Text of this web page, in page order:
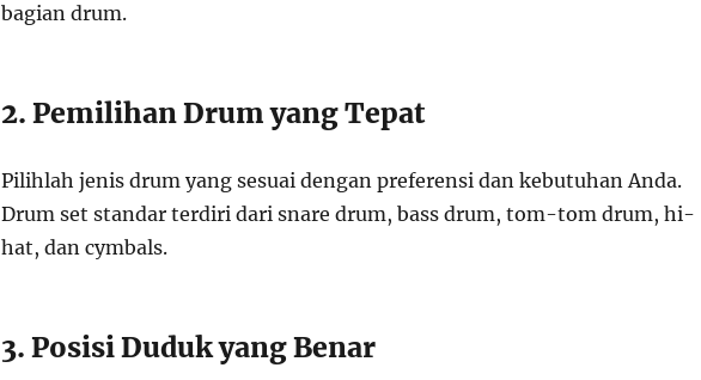
bagian drum.
2. Pemilihan Drum yang Tepat
Pilihlah jenis drum yang sesuai dengan preferensi dan kebutuhan Anda.
Drum set standar terdiri dari snare drum, bass drum, tom-tom drum, hi-
hat, dan cymbals.
3. Posisi Duduk yang Benar